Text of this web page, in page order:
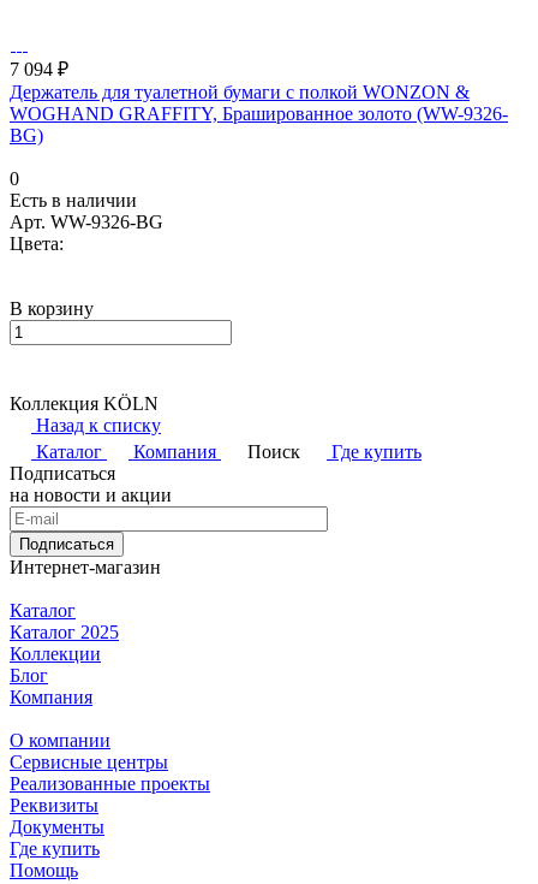
7 094 ₽
Держатель для туалетной бумаги с полкой WONZON &
WOGHAND GRAFFITY, Брашированное золото (WW-9326-
BG)
0
Есть в наличии
Арт. WW-9326-BG
Цвета:
В корзину
Коллекция KÖLN
Назад к списку
Каталог
Компания Поиск
Где купить
Подписаться
на новости и акции
Подписаться
Интернет-магазин
Каталог
Каталог 2025
Коллекции
Блог
Компания
О компании
Сервисные центры
Реализованные проекты
Реквизиты
Документы
Где купить
Помощь